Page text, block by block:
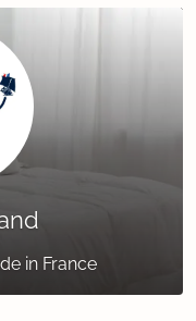
in France